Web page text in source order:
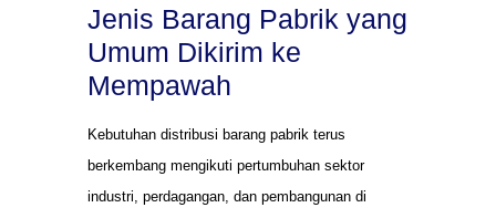
Jenis Barang Pabrik yang
Umum Dikirim ke
Mempawah
Kebutuhan distribusi barang pabrik terus
berkembang mengikuti pertumbuhan sektor
industri, perdagangan, dan pembangunan di